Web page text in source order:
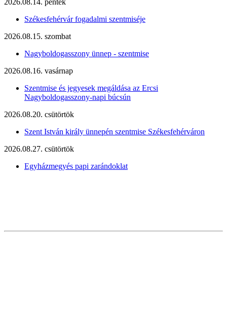
Székesfehérvár fogadalmi szentmiséje
2026.08.15. szombat
Nagyboldogasszony ünnep - szentmise
2026.08.16. vasárnap
Szentmise és jegyesek megáldása az Ercsi
Nagyboldogasszony-napi búcsún
2026.08.20. csütörtök
Szent István király ünnepén szentmise Székesfehérváron
2026.08.27. csütörtök
Egyházmegyés papi zarándoklat